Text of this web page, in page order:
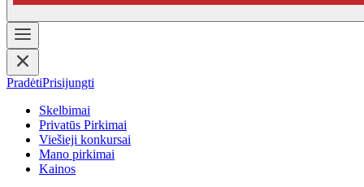
PradėtiPrisijungti
Skelbimai
Privatūs Pirkimai
Viešieji konkursai
Mano pirkimai
Kainos